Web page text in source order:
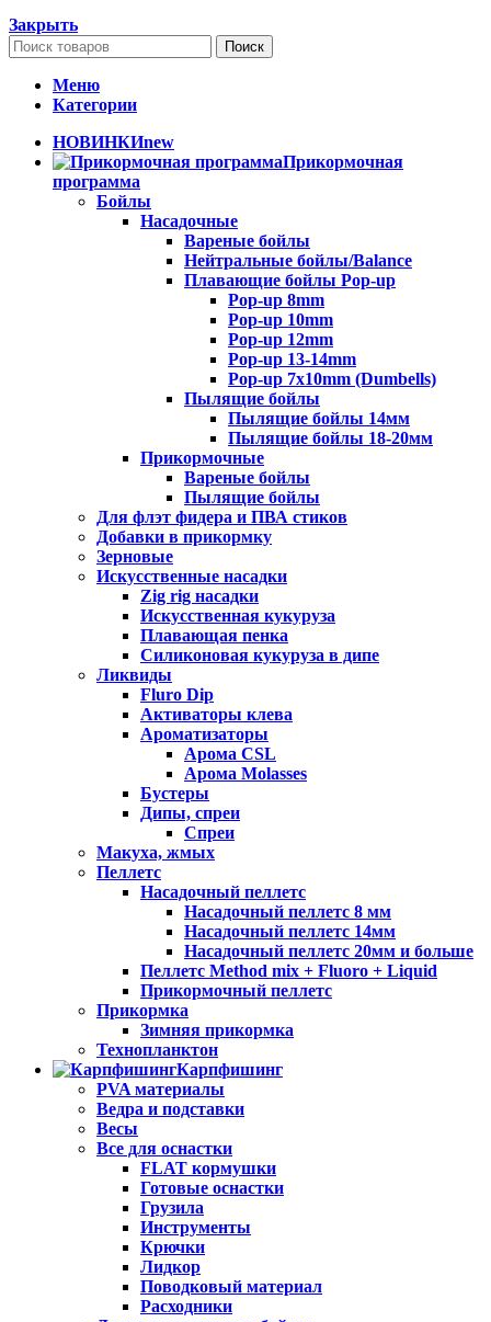
Закрыть
Поиск
Меню
Категории
НОВИНКИnew
Прикормочная
программа
Бойлы
Насадочные
Вареные бойлы
Нейтральные бойлы/Balance
Плавающие бойлы Pop-up
Pop-up 8mm
Pop-up 10mm
Pop-up 12mm
Pop-up 13-14mm
Pop-up 7x10mm (Dumbells)
Пылящие бойлы
Пылящие бойлы 14мм
Пылящие бойлы 18-20мм
Прикормочные
Вареные бойлы
Пылящие бойлы
Для флэт фидера и ПВА стиков
Добавки в прикормку
Зерновые
Искусственные насадки
Zig rig насадки
Искусственная кукуруза
Плавающая пенка
Силиконовая кукуруза в дипе
Ликвиды
Fluro Dip
Активаторы клева
Ароматизаторы
Арома CSL
Арома Molasses
Бустеры
Дипы, спреи
Спреи
Макуха, жмых
Пеллетс
Насадочный пеллетс
Насадочный пеллетс 8 мм
Насадочный пеллетс 14мм
Насадочный пеллетс 20мм и больше
Пеллетс Method mix + Fluoro + Liquid
Прикормочный пеллетс
Прикормка
Зимняя прикормка
Технопланктон
Карпфишинг
PVA материалы
Ведра и подставки
Весы
Все для оснастки
FLAT кормушки
Готовые оснастки
Грузила
Инструменты
Крючки
Лидкор
Поводковый материал
Расходники